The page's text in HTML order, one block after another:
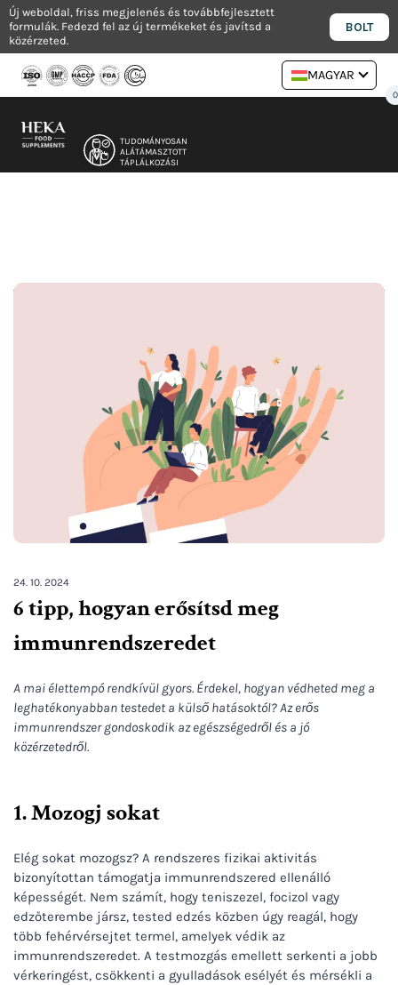
Ugrás
tartalomra
Új weboldal, friss megjelenés és továbbfejlesztett
formulák. Fedezd fel az új termékeket és javítsd a
közérzeted.
BOLT
MAGYAR
TUDOMÁNYOSAN
ALÁTÁMASZTOTT
TÁPLÁLKOZÁSI
FORMULÁK
0
24. 10. 2024
6 tipp, hogyan erősítsd meg
immunrendszeredet
A mai élettempó rendkívül gyors. Érdekel, hogyan védheted meg a
leghatékonyabban testedet a külső hatásoktól? Az erős
immunrendszer gondoskodik az egészségedről és a jó
közérzetedről.
1. Mozogj sokat
Elég sokat mozogsz? A rendszeres fizikai aktivitás
bizonyítottan támogatja immunrendszered ellenálló
képességét. Nem számít, hogy teniszezel, focizol vagy
edzőterembe jársz, tested edzés közben úgy reagál, hogy
több fehérvérsejtet termel, amelyek védik az
immunrendszeredet. A testmozgás emellett serkenti a jobb
vérkeringést, csökkenti a gyulladások esélyét és mérsékli a